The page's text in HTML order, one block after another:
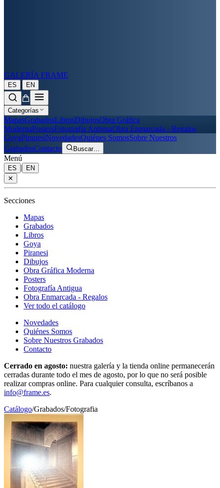
GALERÍA FRAME
ES | EN
Categorías
MapasGrabadosLibrosDibujosObra Gráfica
ModernaPostersFotografía AntiguaObra Enmarcada - Regalos
GoyaPiranesiNovedadesQuiénes SomosSobre Nuestros
GrabadosContacto Buscar…
Menú
ES |
EN
✕
Secciones
Mapas
Grabados
Libros
Goya
Piranesi
Dibujos
Obra Gráfica Moderna
Posters
Fotografía Antigua
Obra Enmarcada - Regalos
Ver todo el catálogo
Novedades
Quiénes Somos
Sobre Nuestros Grabados
Contacto
Cerrado en agosto: nuestra galería y la tienda online permanecerán
cerradas durante todo el mes de agosto, por lo que no será posible
realizar compras online. Para cualquier consulta, escríbanos a
info@frame.es.
Catálogo/Grabados/Fotografia